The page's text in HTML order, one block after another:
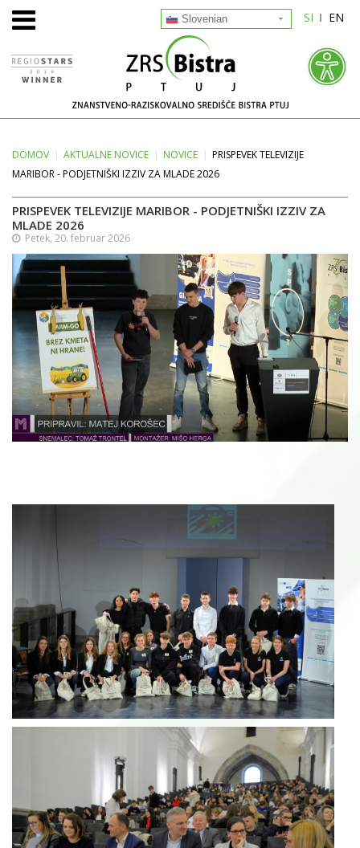
SI EN
Slovenian
DOMOV AKTUALNE NOVICE NOVICE
PRISPEVEK TELEVIZIJE
MARIBOR - PODJETNIŠKI IZZIV ZA MLADE 2026
PRISPEVEK TELEVIZIJE MARIBOR - PODJETNIŠKI IZZIV ZA
MLADE 2026
Petek, 20. februar 2026